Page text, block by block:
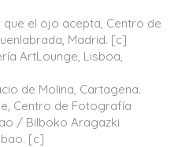
que el ojo acepta, Centro de
Madrid. [c]
ArtLounge, Lisboa,
de Molina, Cartagena.
Centro de Fotografía
/ Bilboko Aragazki
[c]